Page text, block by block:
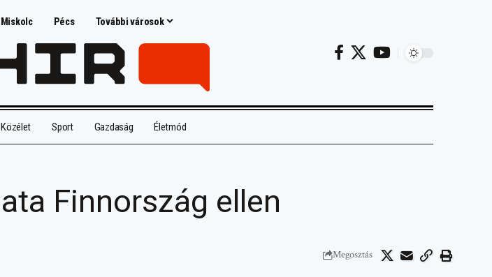
Miskolc Pécs További városok
Közélet Sport Gazdaság Életmód
Finnország ellen
Megosztás